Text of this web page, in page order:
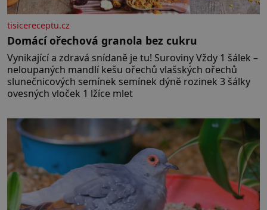
tisicereceptu.cz
Domácí ořechová granola bez cukru
Vynikající a zdravá snídaně je tu! Suroviny Vždy 1 šálek –
neloupaných mandlí kešu ořechů vlašských ořechů
slunečnicových semínek semínek dýně rozinek 3 šálky
ovesných vloček 1 lžíce mlet